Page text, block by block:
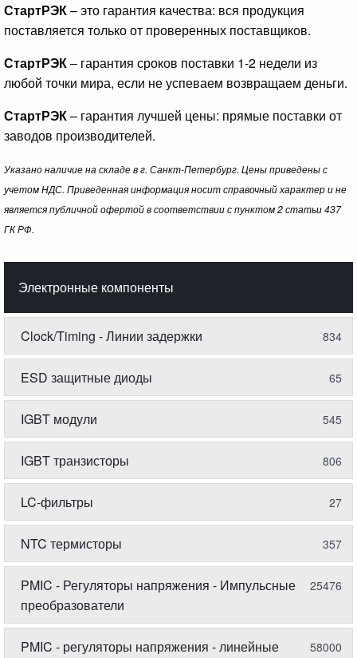
СтартРЭК– это гарантия качества: вся продукция
поставляется только от проверенных поставщиков.
СтартРЭК– гарантия сроков поставки 1-2 недели из
любой точки мира, если не успеваем возвращаем деньги.
СтартРЭК– гарантия лучшей цены: прямые поставки от
заводов производителей.
Указано наличие на складе в г. Санкт-Петербург. Цены приведены с
учетом НДС. Приведенная информация носит справочный характер и не
является публичной офертой в соответствии с пунктом 2 статьи 437
ГК РФ.
Электронные компоненты
Clock/Timing - Линии задержки 834
ESD защитные диоды 65
IGBT модули 545
IGBT транзисторы 806
LC-фильтры 27
NTC термисторы 357
PMIC - Регуляторы напряжения - Импульсные
преобразователи
25476
PMIC - регуляторы напряжения - линейные 58000